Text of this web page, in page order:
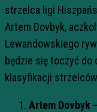
strzelca ligi
Artem Dovbyk,
Lewandowskiego
będzie się toczyć
klasyfikacji
Artem Dovbyk